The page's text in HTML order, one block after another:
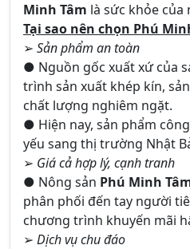
Minh Tâm là sức khỏe
Tại sao nên chọn Phú
➢ Sản phẩm an toàn
● Nguồn gốc xuất xứ của
trình sản xuất khép kín,
chất lượng nghiêm ngặt.
● Hiện nay, sản phẩm
yếu sang thị trường Nhật
➢ Giá cả hợp lý, cạnh tranh
● Nông sản Phú Minh
phân phối đến tay người
chương trình khuyến mãi
➢ Dịch vụ chu đáo